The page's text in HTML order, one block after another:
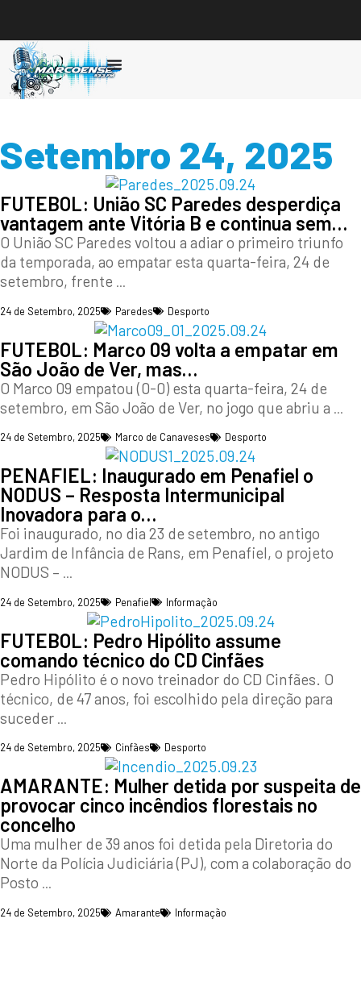
Ouvir
Setembro 24, 2025
FUTEBOL: União SC Paredes desperdiça
vantagem ante Vitória B e continua sem…
O União SC Paredes voltou a adiar o primeiro triunfo
da temporada, ao empatar esta quarta-feira, 24 de
setembro, frente ...
24 de Setembro, 2025 Paredes Desporto
FUTEBOL: Marco 09 volta a empatar em
São João de Ver, mas…
O Marco 09 empatou (0-0) esta quarta-feira, 24 de
setembro, em São João de Ver, no jogo que abriu a ...
24 de Setembro, 2025 Marco de Canaveses Desporto
PENAFIEL: Inaugurado em Penafiel o
NODUS – Resposta Intermunicipal
Inovadora para o…
Foi inaugurado, no dia 23 de setembro, no antigo
Jardim de Infância de Rans, em Penafiel, o projeto
NODUS – ...
24 de Setembro, 2025 Penafiel Informação
FUTEBOL: Pedro Hipólito assume
comando técnico do CD Cinfães
Pedro Hipólito é o novo treinador do CD Cinfães. O
técnico, de 47 anos, foi escolhido pela direção para
suceder ...
24 de Setembro, 2025 Cinfães Desporto
AMARANTE: Mulher detida por suspeita de
provocar cinco incêndios florestais no
concelho
Uma mulher de 39 anos foi detida pela Diretoria do
Norte da Polícia Judiciária (PJ), com a colaboração do
Posto ...
24 de Setembro, 2025 Amarante Informação